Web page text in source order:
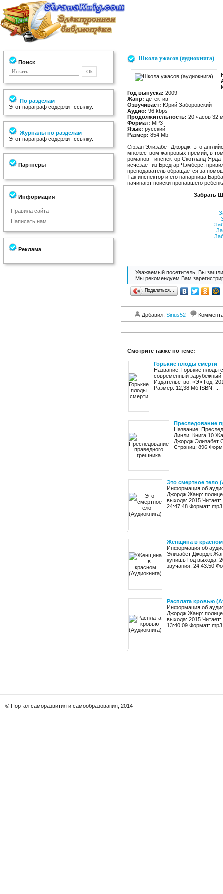
Поиск
По разделам
Этот параграф содержит ссылку.
Журналы по разделам
Этот параграф содержит ссылку.
Партнеры
Информация
Правила сайта
Написать нам
Реклама
Школа ужасов (аудиокнига)
Год выпуска: 2009
Жанр: детектив
Озвучивает: Юрий Заборовский
Аудио: 96 kbps
Продолжительность: 20 часов 32
Формат: MP3
Язык: русский
Размер: 854 Мb
Сюзан Элизабет Джордж- это
множеством жанровых премий, в
романов - инспектор Скотланд-Ярда
исчезает из Бредгар Чэмберс,
преподаватель обращается за
Так инспектор и его напарница
начинают поиски пропавшего
Забрать
Уважаемый посетитель, Вы зашли
Мы рекомендуем Вам
Поделиться…
Добавил: Sirius52
Смотрите также по теме:
Горькие плоды смерти
Название: Горькие плоды
современный зарубежный
Издательство: «Э» Год:
Размер: 12,38 Мб ISBN: ...
Преследование
Название:
Линли. Книга 10
Джордж Элизабет
Страниц: 896
Это смертное тело
Информация об
Джордж Жанр:
выхода: 2015
24:47:48 Формат:
Женщина в красном
Информация об
Элизабет Джордж
купишь Год выхода:
звучания: 24:43:50
Расплата кровью
Информация об
Джордж Жанр:
выхода: 2015
13:40:09 Формат:
© Портал саморазвития и самообразования, 2014